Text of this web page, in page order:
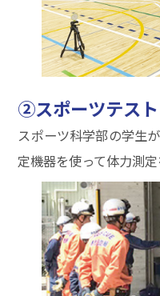
②スポーツテスト
スポーツ科学部の学生
定機器を使って体力測定